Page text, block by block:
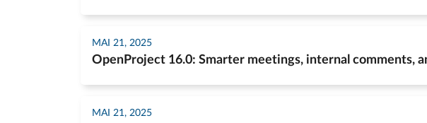
MAI 21, 2025
OpenProject 16.0: Smarter meetings, internal comments,
MAI 21, 2025